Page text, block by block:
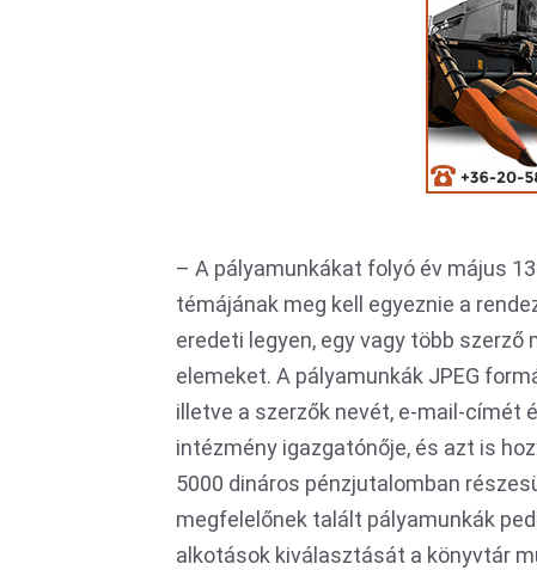
– A pályamunkákat folyó év május
témájának meg kell egyeznie a
eredeti legyen, egy vagy több
elemeket. A pályamunkák JPEG
illetve a szerzők nevét, e-mail-címét
intézmény igazgatónője, és azt is
5000 dináros pénzjutalomban
megfelelőnek talált pályamunkák
alkotások kiválasztását a könyvtár